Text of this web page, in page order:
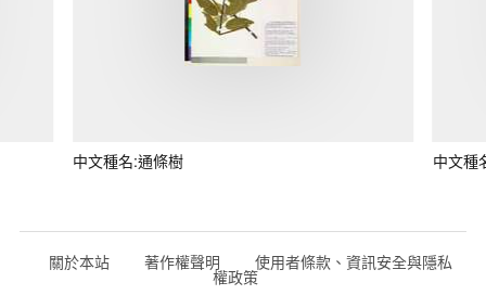
中文種名:通條樹 中文種
關於本站 著作權聲明 使用者條款、資訊安全與隱私
權政策